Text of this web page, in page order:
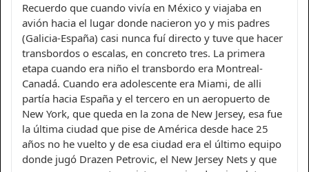
Recuerdo que cuando vivía en México y viajaba en
avión hacia el lugar donde nacieron yo y mis padres
(Galicia-España) casi nunca fuí directo y tuve que hacer
transbordos o escalas, en concreto tres. La primera
etapa cuando era niño el transbordo era Montreal-
Canadá. Cuando era adolescente era Miami, de alli
partía hacia España y el tercero en un aeropuerto de
New York, que queda en la zona de New Jersey, esa fue
la última ciudad que pise de América desde hace 25
años no he vuelto y de esa ciudad era el último equipo
donde jugó Drazen Petrovic, el New Jersey Nets y que